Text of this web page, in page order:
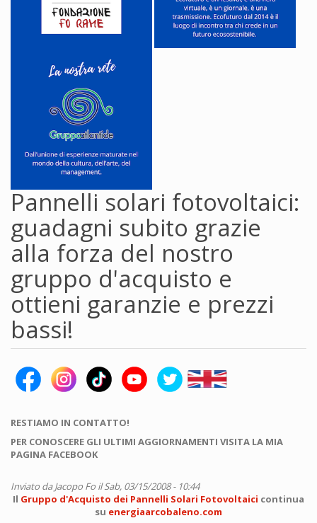
Pannelli solari fotovoltaici:
guadagni subito grazie
alla forza del nostro
gruppo d'acquisto e
ottieni garanzie e prezzi
bassi!
RESTIAMO IN CONTATTO!
PER CONOSCERE GLI ULTIMI AGGIORNAMENTI VISITA LA MIA
PAGINA FACEBOOK
Inviato daJacopo Fo il Sab, 03/15/2008 - 10:44
Il Gruppo d'Acquisto dei Pannelli Solari Fotovoltaici continua
su energiaarcobaleno.com